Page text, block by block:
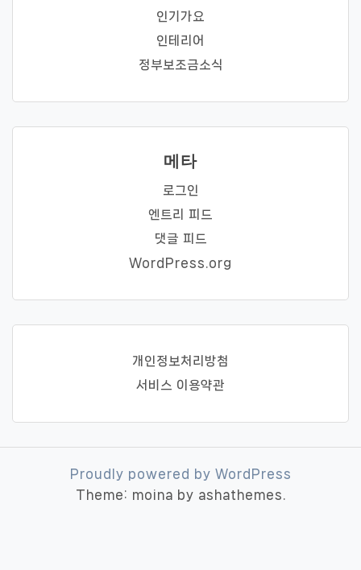
인기가요
인테리어
정부보조금소식
메타
로그인
엔트리 피드
댓글 피드
WordPress.org
개인정보처리방첨
서비스 이용약관
Proudly powered by WordPress
Theme: moina by ashathemes.